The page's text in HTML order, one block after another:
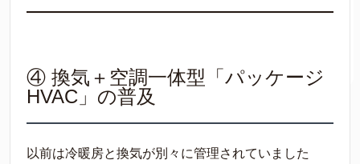
④ 換気＋空調一体型「パッケージ
HVAC」の普及
以前は冷暖房と換気が別々に管理されていました